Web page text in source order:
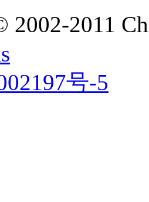
2002-2011
号-5